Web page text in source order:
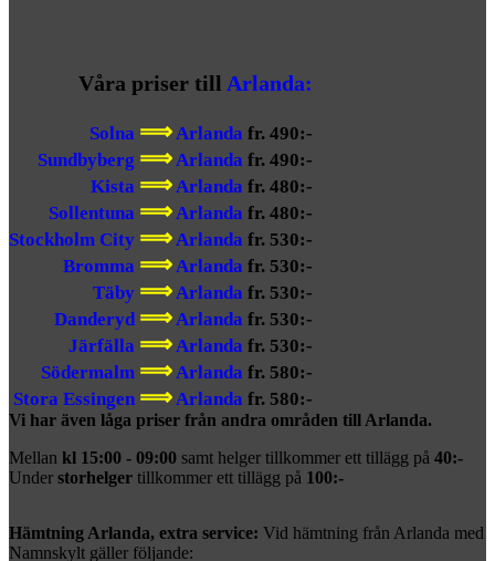
Våra priser till Arlanda:
Solna ⟹Arlanda fr. 490:-
Sundbyberg ⟹Arlanda fr. 490:-
Kista ⟹Arlanda fr. 480:-
Sollentuna ⟹Arlanda fr. 480:-
Stockholm City ⟹Arlanda fr. 530:-
Bromma ⟹Arlanda fr. 530:-
Täby ⟹Arlanda fr. 530:-
Danderyd ⟹Arlanda fr. 530:-
Järfälla ⟹Arlanda fr. 530:-
Södermalm ⟹Arlanda fr. 580:-
Stora Essingen ⟹Arlanda fr. 580:-
Vi har även låga priser från andra områden till Arlanda.
Mellan kl 15:00 - 09:00 samt helger tillkommer ett tillägg på 40:-
Under storhelger tillkommer ett tillägg på 100:-
Hämtning Arlanda, extra service: Vid hämtning från Arlanda med
Namnskylt gäller följande: